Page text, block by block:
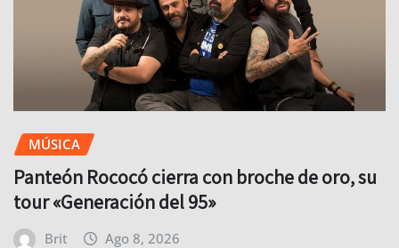
MÚSICA
Panteón Rococó cierra con broche de oro, su
tour «Generación del 95»
Brit Ago 8, 2026